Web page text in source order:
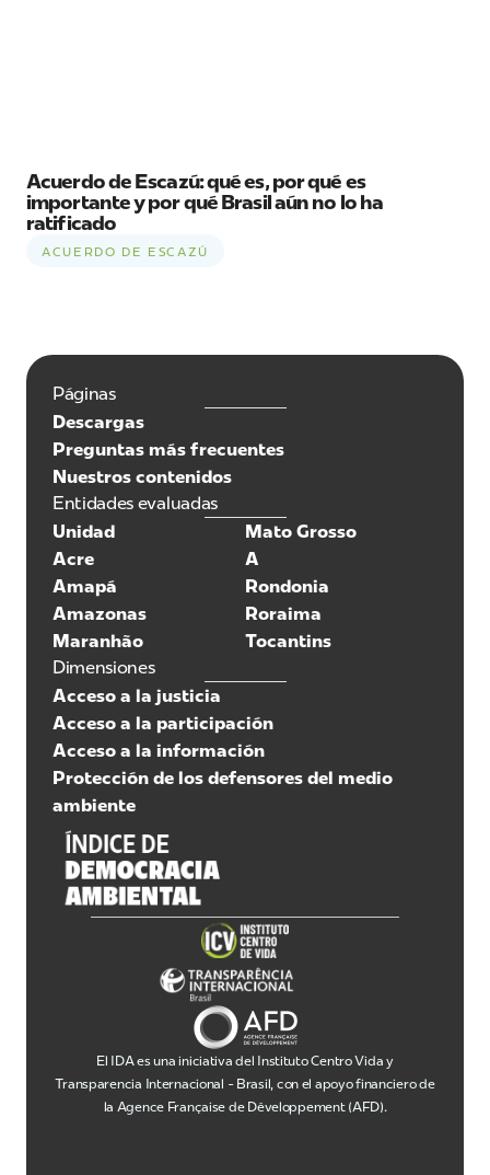
Acuerdo de Escazú: qué es, por qué es
importante y por qué Brasil aún no lo ha
ratificado
ACUERDO DE ESCAZÚ
El IDA es una iniciativa del Instituto Centro Vida y
Transparencia Internacional - Brasil, con el apoyo financiero de
la Agence Française de Développement (AFD).
Páginas
Descargas
Preguntas más frecuentes
Nuestros contenidos
Entidades evaluadas
Unidad
Acre
Amapá
Amazonas
Maranhão
Mato Grosso
A
Rondonia
Roraima
Tocantins
Dimensiones
Acceso a la justicia
Acceso a la participación
Acceso a la información
Protección de los defensores del medio
ambiente